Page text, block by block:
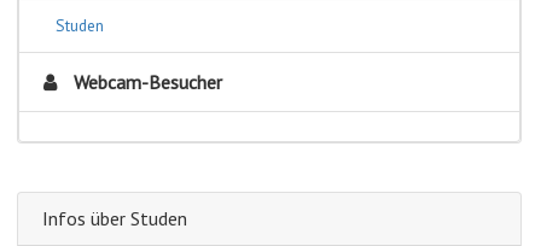
Studen
Webcam-Besucher
Infos über Studen